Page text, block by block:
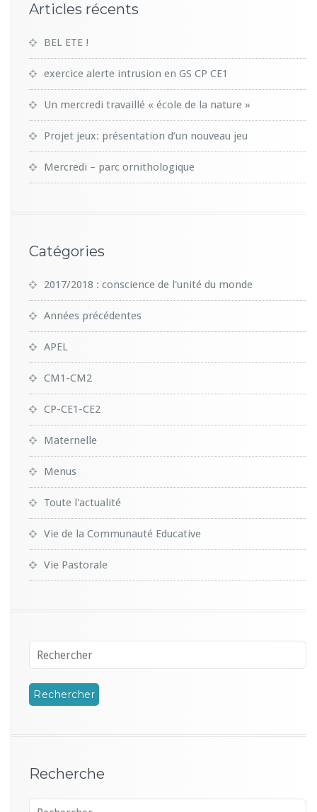
Articles récents
BEL ETE !
exercice alerte intrusion en GS CP CE1
Un mercredi travaillé « école de la nature »
Projet jeux: présentation d’un nouveau jeu
Mercredi – parc ornithologique
Catégories
2017/2018 : conscience de l'unité du monde
Années précédentes
APEL
CM1-CM2
CP-CE1-CE2
Maternelle
Menus
Toute l'actualité
Vie de la Communauté Educative
Vie Pastorale
Recherche